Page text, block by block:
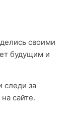
своими
будущим и
следи за
сайте.